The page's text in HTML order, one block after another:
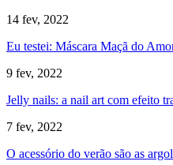
14 fev, 2022
Eu testei: Máscara Maçã do
9 fev, 2022
Jelly nails: a nail art com efeito
7 fev, 2022
O acessório do verão são as